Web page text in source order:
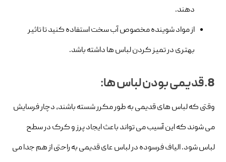
دهند.
از مواد شوینده مخصوص آب سخت استفاده کنید تا تاثیر
بهتری در تمیز کردن لباس ها داشته باشد.
8.قدیمی بودن لباس‌ ها:
وقتی که لباس های قدیمی به طور مکرر شسته باشند، دچار فرسایش
می شوند که این آسیب می تواند باعث ایجاد پرز و کرک در سطح
لباس شود. الیاف فرسوده در لباس عای قدیمی به راحتی از هم جدا می